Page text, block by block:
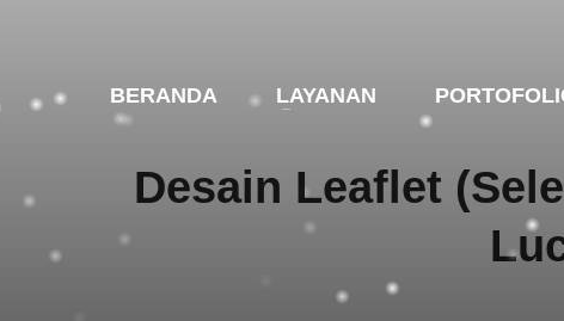
BERANDA LAYANAN
Desain Leaflet